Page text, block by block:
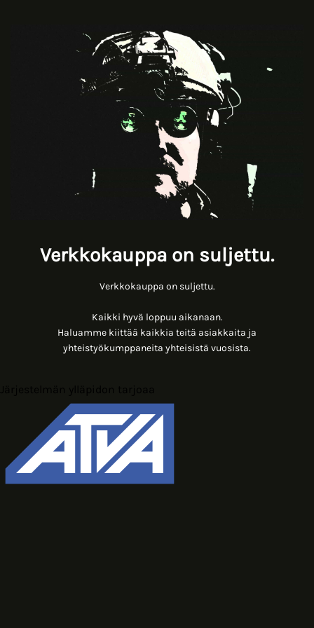
Verkkokauppa on suljettu.
Verkkokauppa on suljettu.
Kaikki hyvä loppuu aikanaan.
Haluamme kiittää kaikkia teitä asiakkaita ja
yhteistyökumppaneita yhteisistä vuosista.